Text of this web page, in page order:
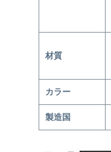
材質
カラー
製造国